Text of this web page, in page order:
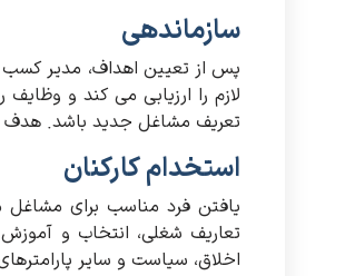
سازماندهی
پس از تعیین اهداف، مدیر کسب
لازم را ارزیابی می کند و
تعریف مشاغل جدید باشد. هدف
استخدام کارکنان
یافتن فرد مناسب برای
تعاریف شغلی، انتخاب و
اخلاق، سیاست و سایر